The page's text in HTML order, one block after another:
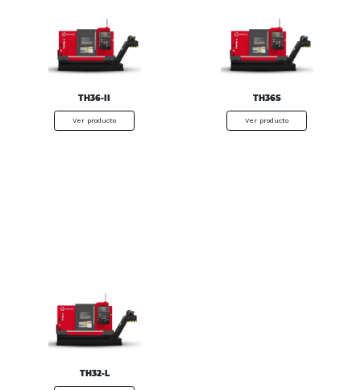
TH36-II
Ver producto
TH36S
Ver producto
TH32-L